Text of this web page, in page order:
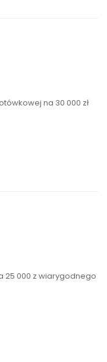
na 30 000 zł
25 000 z wiarygodnego